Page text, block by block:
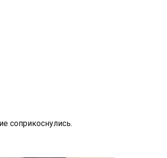
соприкоснулись.